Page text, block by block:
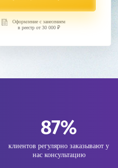
Оформление с занесением
в реестр от 30 000 ₽
87%
клиентов регулярно заказывают у
нас консультацию